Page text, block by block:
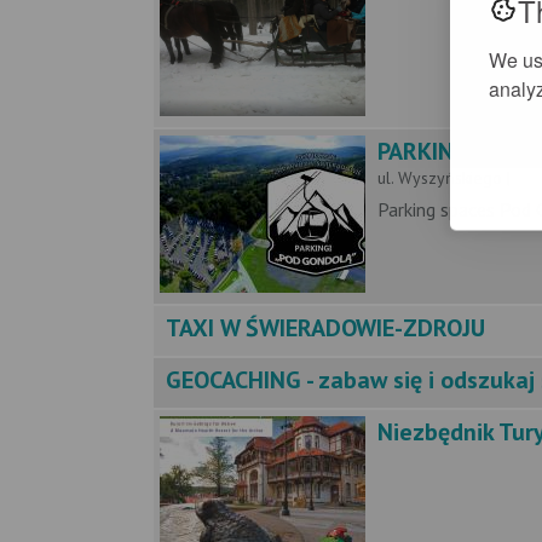
We
PARKING C
ul. Wyszyńskiego |
Parking spaces
TAXI W ŚWIERADOWIE-ZDROJU
GEOCACHING - zabaw się i
Niezbędnik